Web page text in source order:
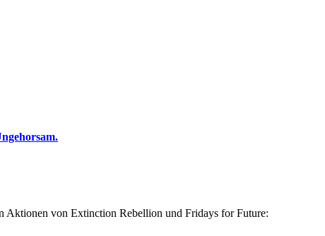
Aktionen von Extinction Rebellion und Fridays for Future: